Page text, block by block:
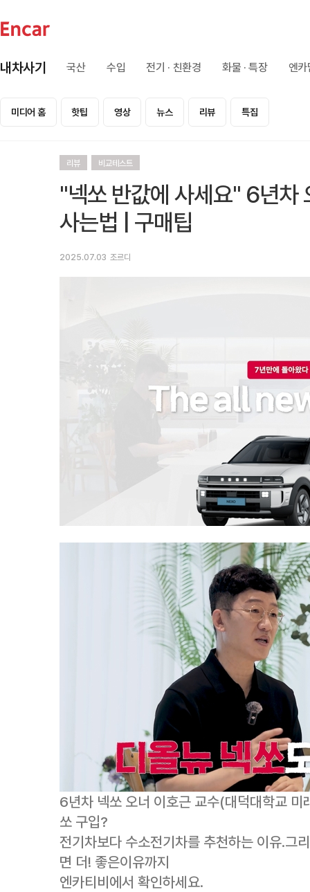
내차사기 국산 수입 전기 · 친환경 화물 · 특장 엔
미디어 홈 핫팁 영상 뉴스 리뷰 특집
리뷰 비교테스트
"넥쏘 반값에 사세요" 6년차
사는법 | 구매팁
2025.07.03 조르디
6년차 넥쏘 오너 이호근 교수(대덕대학교
쏘 구입?
전기차보다 수소전기차를 추천하는 이유.그
면 더! 좋은이유까지
엔카티비에서 확인하세요.